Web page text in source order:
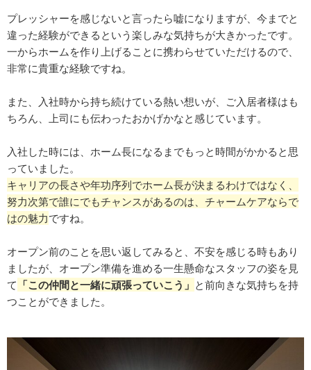
プレッシャーを感じないと言ったら嘘になりますが、今までと
違った経験ができるという楽しみな気持ちが大きかったです。
一からホームを作り上げることに携わらせていただけるので、
非常に貴重な経験ですね。
また、入社時から持ち続けている熱い想いが、ご入居者様はも
ちろん、上司にも伝わったおかげかなと感じています。
入社した時には、ホーム長になるまでもっと時間がかかると思
っていました。
キャリアの長さや年功序列でホーム長が決まるわけではなく、
努力次第で誰にでもチャンスがあるのは、チャームケアならで
はの魅力ですね。
オープン前のことを思い返してみると、不安を感じる時もあり
ましたが、オープン準備を進める一生懸命なスタッフの姿を見
て 「この仲間と一緒に頑張っていこう」 と前向きな気持ちを持
つことができました。